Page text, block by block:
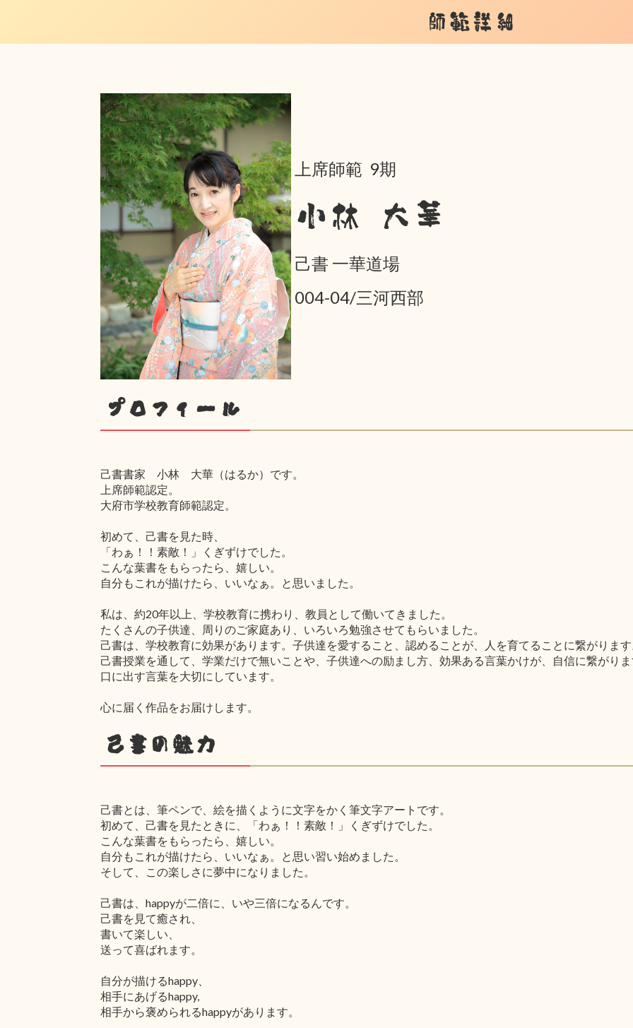
師範詳細
上席師範 9期
小林 大華
己書 一華道場
004-04/三河西部
プロフィール
己書書家 小林 大華（はるか）です。
上席師範認定。
大府市学校教育師範認定。
初めて、己書を見た時、
「わぁ！！素敵！」くぎずけでした。
こんな葉書をもらったら、嬉しい。
自分もこれが描けたら、いいなぁ。と思いました。
私は、約20年以上、学校教育に携わり、教員として働いてきました。
たくさんの子供達、周りのご家庭あり、いろいろ勉強させてもらいました。
己書は、学校教育に効果があります。子供達を愛すること、認めることが、人を育てることに繋がりま
己書授業を通して、学業だけで無いことや、子供達への励まし方、効果ある言葉かけが、自信に繋がり
口に出す言葉を大切にしています。
心に届く作品をお届けします。
己書の魅力
己書とは、筆ペンで、絵を描くように文字をかく筆文字アートです。
初めて、己書を見たときに、「わぁ！！素敵！」くぎずけでした。
こんな葉書をもらったら、嬉しい。
自分もこれが描けたら、いいなぁ。と思い習い始めました。
そして、この楽しさに夢中になりました。
己書は、happyが二倍に、いや三倍になるんです。
己書を見て癒され、
書いて楽しい、
送って喜ばれます。
自分が描けるhappy、
相手にあげるhappy,
相手から褒められるhappyがあります。